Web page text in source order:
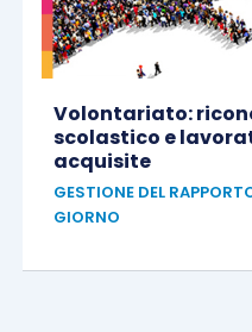
Volontariato:
scolastico e
acquisite
GESTIONE DEL
GIORNO